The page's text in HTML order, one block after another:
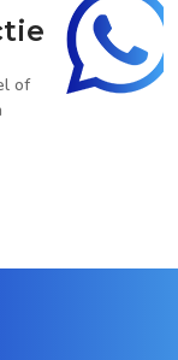
of